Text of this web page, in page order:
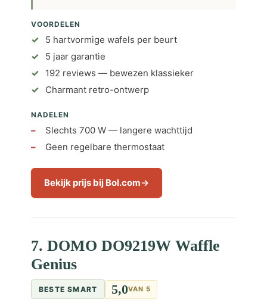
VOORDELEN
5 hartvormige wafels per beurt
5 jaar garantie
192 reviews — bewezen klassieker
Charmant retro-ontwerp
NADELEN
Slechts 700 W — langere wachttijd
Geen regelbare thermostaat
Bekijk prijs bij Bol.com
7. DOMO DO9219W Waffle
Genius
BESTE SMART 5,0VAN 5